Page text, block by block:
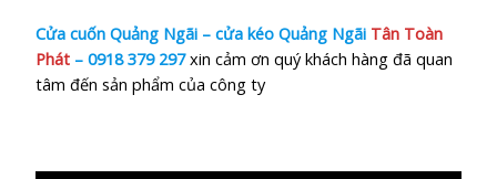
Cửa cuốn Quảng Ngãi – cửa kéo Quảng Ngãi Tân Toàn
Phát –0918 379 297xin cảm ơn quý khách hàng đã quan
tâm đến sản phẩm của công ty